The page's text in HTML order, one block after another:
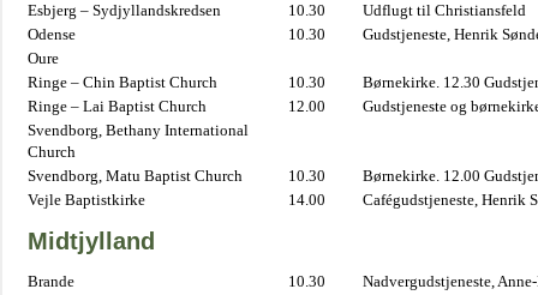
Esbjerg – Sydjyllandskredsen 10.30
Udflugt til Christiansfeld
Odense
10.30
Gudstjeneste, Henrik
Oure
Ringe – Chin Baptist Church
10.30
Børnekirke. 12.30
Ringe – Lai Baptist Church
12.00
Gudstjeneste og
Svendborg, Bethany International
Church
Svendborg, Matu Baptist Church
10.30
Børnekirke. 12.00
Vejle Baptistkirke
14.00 Cafégudstjeneste, Henrik
Midtjylland
Brande 10.30
Nadvergudstjeneste,